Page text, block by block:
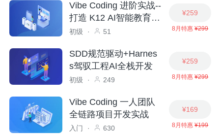
Vibe Coding 进阶实战--
打造 K12 AI智能教育系
统
初级 · 51
¥259
8月特惠 ¥299
SDD规范驱动+Harnes
s驾驭工程AI全栈开发
初级 · 249
¥259
8月特惠 ¥299
Vibe Coding 一人团队
全链路项目开发实战
入门 · 630
¥169
8月特惠 ¥199